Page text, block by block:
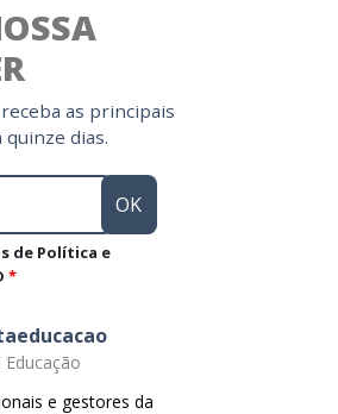
as principais
quinze dias.
de Política e
*
Educação
e gestores da